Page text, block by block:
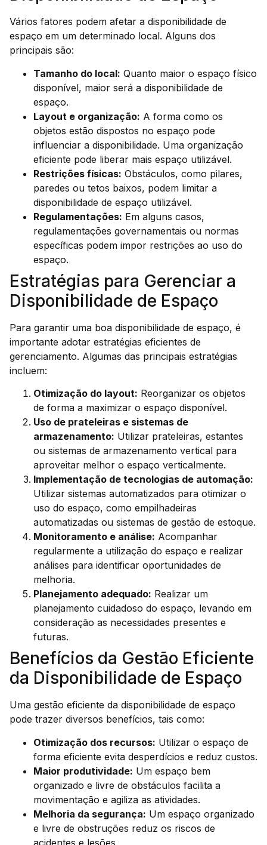
Vários fatores podem afetar a disponibilidade de
espaço em um determinado local. Alguns dos
principais são:
Tamanho do local: Quanto maior o espaço físico
disponível, maior será a disponibilidade de
espaço.
Layout e organização: A forma como os
objetos estão dispostos no espaço pode
influenciar a disponibilidade. Uma organização
eficiente pode liberar mais espaço utilizável.
Restrições físicas: Obstáculos, como pilares,
paredes ou tetos baixos, podem limitar a
disponibilidade de espaço utilizável.
Regulamentações: Em alguns casos,
regulamentações governamentais ou normas
específicas podem impor restrições ao uso do
espaço.
Estratégias para Gerenciar a
Disponibilidade de Espaço
Para garantir uma boa disponibilidade de espaço, é
importante adotar estratégias eficientes de
gerenciamento. Algumas das principais estratégias
incluem:
Otimização do layout: Reorganizar os objetos
de forma a maximizar o espaço disponível.
Uso de prateleiras e sistemas de
armazenamento: Utilizar prateleiras, estantes
ou sistemas de armazenamento vertical para
aproveitar melhor o espaço verticalmente.
Implementação de tecnologias de automação:
Utilizar sistemas automatizados para otimizar o
uso do espaço, como empilhadeiras
automatizadas ou sistemas de gestão de estoque.
Monitoramento e análise: Acompanhar
regularmente a utilização do espaço e realizar
análises para identificar oportunidades de
melhoria.
Planejamento adequado: Realizar um
planejamento cuidadoso do espaço, levando em
consideração as necessidades presentes e
futuras.
Benefícios da Gestão Eficiente
da Disponibilidade de Espaço
Uma gestão eficiente da disponibilidade de espaço
pode trazer diversos benefícios, tais como:
Otimização dos recursos: Utilizar o espaço de
forma eficiente evita desperdícios e reduz custos.
Maior produtividade: Um espaço bem
organizado e livre de obstáculos facilita a
movimentação e agiliza as atividades.
Melhoria da segurança: Um espaço organizado
e livre de obstruções reduz os riscos de
acidentes e lesões.